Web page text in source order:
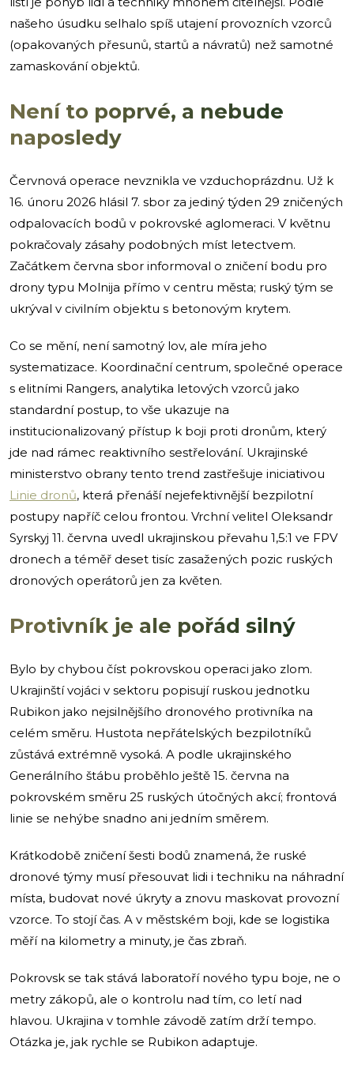
našeho úsudku selhalo spíš utajení provozních vzorců
(opakovaných přesunů, startů a návratů) než samotné
zamaskování objektů.
Není to poprvé, a nebude
naposledy
Červnová operace nevznikla ve vzduchoprázdnu. Už k
16. únoru 2026 hlásil 7. sbor za jediný týden 29 zničených
odpalovacích bodů v pokrovské aglomeraci. V květnu
pokračovaly zásahy podobných míst letectvem.
Začátkem června sbor informoval o zničení bodu pro
drony typu Molnija přímo v centru města; ruský tým se
ukrýval v civilním objektu s betonovým krytem.
Co se mění, není samotný lov, ale míra jeho
systematizace. Koordinační centrum, společné operace
s elitními Rangers, analytika letových vzorců jako
standardní postup, to vše ukazuje na
institucionalizovaný přístup k boji proti dronům, který
jde nad rámec reaktivního sestřelování. Ukrajinské
ministerstvo obrany tento trend zastřešuje iniciativou
Linie dronů, která přenáší nejefektivnější bezpilotní
postupy napříč celou frontou. Vrchní velitel Oleksandr
Syrskyj 11. června uvedl ukrajinskou převahu 1,5:1 ve FPV
dronech a téměř deset tisíc zasažených pozic ruských
dronových operátorů jen za květen.
Protivník je ale pořád silný
Bylo by chybou číst pokrovskou operaci jako zlom.
Ukrajinští vojáci v sektoru popisují ruskou jednotku
Rubikon jako nejsilnějšího dronového protivníka na
celém směru. Hustota nepřátelských bezpilotníků
zůstává extrémně vysoká. A podle ukrajinského
Generálního štábu proběhlo ještě 15. června na
pokrovském směru 25 ruských útočných akcí; frontová
linie se nehýbe snadno ani jedním směrem.
Krátkodobě zničení šesti bodů znamená, že ruské
dronové týmy musí přesouvat lidi i techniku na náhradní
místa, budovat nové úkryty a znovu maskovat provozní
vzorce. To stojí čas. A v městském boji, kde se logistika
měří na kilometry a minuty, je čas zbraň.
Pokrovsk se tak stává laboratoří nového typu boje, ne o
metry zákopů, ale o kontrolu nad tím, co letí nad
hlavou. Ukrajina v tomhle závodě zatím drží tempo.
Otázka je, jak rychle se Rubikon adaptuje.